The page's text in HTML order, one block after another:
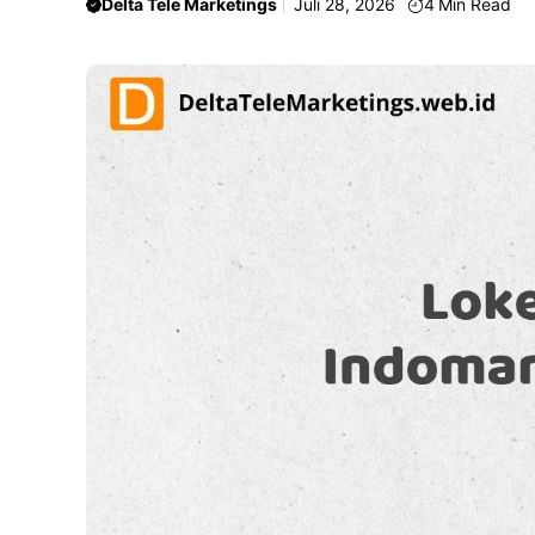
Delta Tele Marketings Juli 28, 2026 4 Min Read